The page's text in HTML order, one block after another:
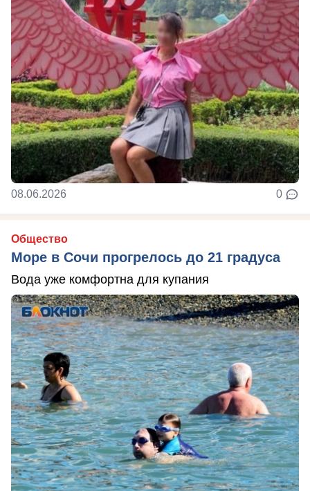
08.06.2026 0
Общество
Море в Сочи прогрелось до 21 градуса
Вода уже комфортна для купания